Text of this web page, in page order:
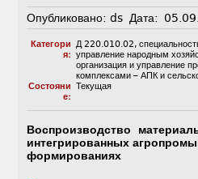
Опубликовано: ds Дата:
Категори
я:
Д 220.010.02,
управление народным
организация и управление
комплексами – АПК и
Состояни
е:
Текущая
Воспроизводство
интегрированных
формированиях